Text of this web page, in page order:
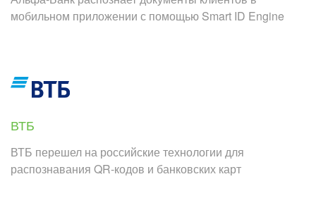
мобильном приложении с помощью Smart ID Engine
ВТБ
ВТБ перешел на российские технологии для
распознавания QR-кодов и банковских карт